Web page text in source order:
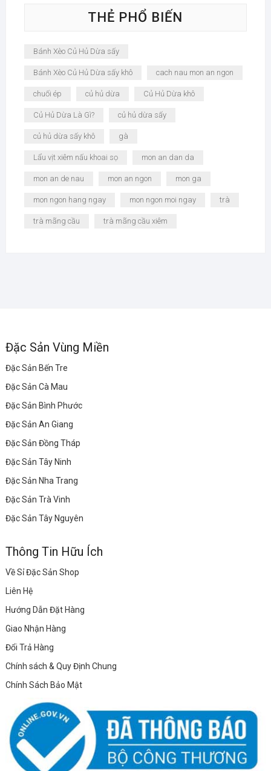
THẺ PHỔ BIẾN
Bánh Xèo Củ Hủ Dừa sấy
Bánh Xèo Củ Hủ Dừa sấy khô cach nau mon an ngon
chuối ép củ hủ dừa Củ Hủ Dừa khô
Củ Hủ Dừa Là Gì? củ hủ dừa sấy
củ hủ dừa sấy khô gà
Lẩu vịt xiêm nấu khoai sọ mon an dan da
mon an de nau mon an ngon mon ga
mon ngon hang ngay mon ngon moi ngay trà
trà mãng cầu trà mãng cầu xiêm
Đặc Sản Vùng Miền
Đặc Sản Bến Tre
Đặc Sản Cà Mau
Đặc Sản Bình Phước
Đặc Sản An Giang
Đặc Sản Đồng Tháp
Đặc Sản Tây Ninh
Đặc Sản Nha Trang
Đặc Sản Trà Vinh
Đặc Sản Tây Nguyên
Thông Tin Hữu Ích
Về Sỉ Đặc Sản Shop
Liên Hệ
Hướng Dẫn Đặt Hàng
Giao Nhận Hàng
Đổi Trả Hàng
Chính sách & Quy Định Chung
Chính Sách Bảo Mật